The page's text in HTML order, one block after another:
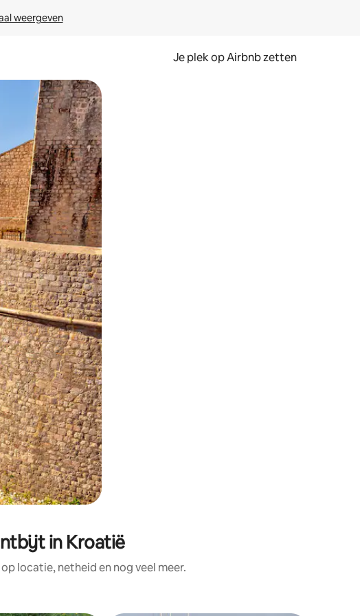
weergeven
Je plek op Airbnb zetten
te tikken of swipen.
in Kroatië
locatie, netheid en nog veel meer.